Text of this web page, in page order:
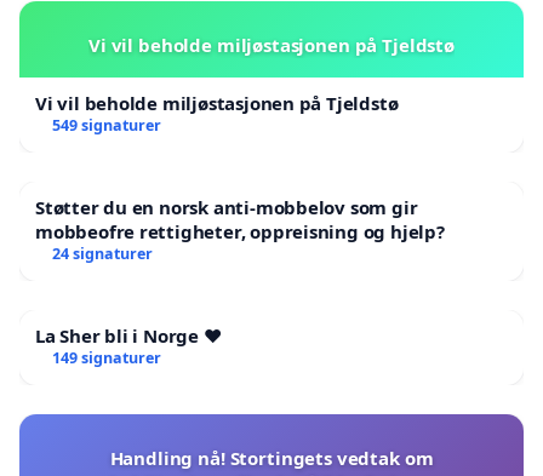
Vi vil beholde miljøstasjonen på Tjeldstø
Vi vil beholde miljøstasjonen på Tjeldstø
549 signaturer
Støtter du en norsk anti-mobbelov som gir
mobbeofre rettigheter, oppreisning og hjelp?
24 signaturer
La Sher bli i Norge ❤️
149 signaturer
Handling nå! Stortingets vedtak om